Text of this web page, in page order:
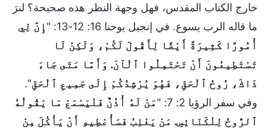
خارج الكتاب المقدس، فهل وجهة النظر هذه صحيحة؟ لنرَ
ما قاله الرب يسوع. في إنجيل يوحنا 16: 12-13: "
إِنَّ لِي
أُمُورًا كَثِيرَةً أَيْضًا لِأَقُولَ لَكُمْ، وَلَكِنْ لَا
تَسْتَطِيعُونَ أَنْ تَحْتَمِلُوا ٱلْآنَ. وَأَمَّا مَتَى جَاءَ
ذَاكَ، رُوحُ ٱلْحَقِّ، فَهُوَ يُرْشِدُكُمْ إِلَى جَمِيعِ ٱلْحَقِّ".
وفي سفر الرؤيا 2: 7: "
مَنْ لَهُ أُذُنٌ فَلْيَسْمَعْ مَا يَقُولُهُ
ٱلرُّوحُ لِلْكَنَائِسِ. مَنْ يَغْلِبُ فَسَأُعْطِيهِ أَنْ يَأْكُلَ مِنْ